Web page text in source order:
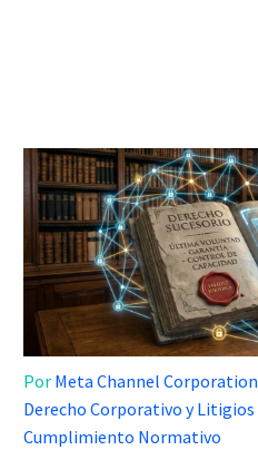
Por Meta Channel Corporation
Derecho Corporativo y Litigios
Cumplimiento Normativo